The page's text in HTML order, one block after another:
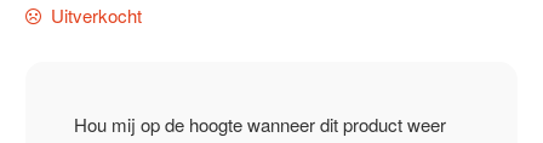
Uitverkocht
Hou mij op de hoogte wanneer dit product weer